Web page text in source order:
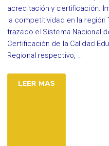
acreditación y certificación.
la competitividad en la región
trazado el Sistema Nacional
Certificación de la Calidad
Regional respectivo, …
LEER MAS